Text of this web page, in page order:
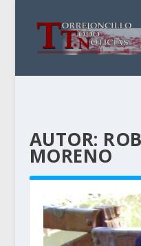
AUTOR:
MORENO